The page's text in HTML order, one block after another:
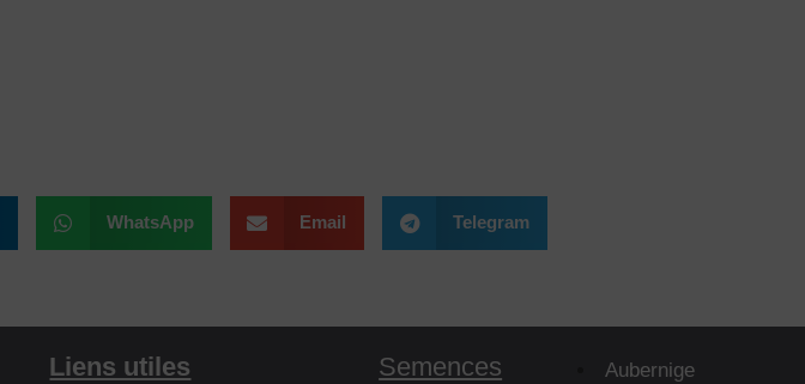
WhatsApp Email Telegram
Liens utiles Semences
Aubernige